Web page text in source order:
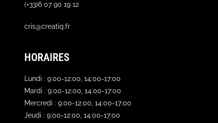
(+33)6 07 90 19 12
cris@creatiq.fr
HORAIRES
Lundi : 9:00-12:00, 14:00-17:00
Mardi : 9:00-12:00, 14:00-17:00
Mercredi : 9:00-12:00, 14:00-17:00
Jeudi : 9:00-12:00, 14:00-17:00